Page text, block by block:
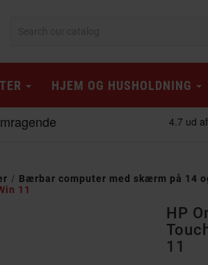
HJEM OG HUSHOLDNING
Bærbar computer med skærm på 14
11
HP
11